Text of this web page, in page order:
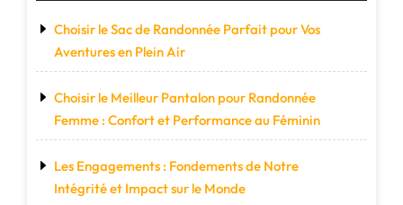
Choisir le Sac de Randonnée Parfait pour Vos
Aventures en Plein Air
Choisir le Meilleur Pantalon pour Randonnée
Femme : Confort et Performance au Féminin
Les Engagements : Fondements de Notre
Intégrité et Impact sur le Monde